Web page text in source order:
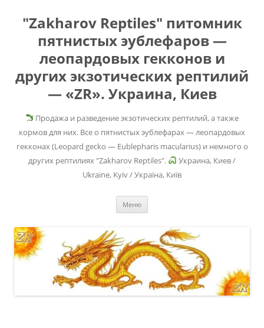
"Zakharov Reptiles" питомник
пятнистых эублефаров —
леопардовых гекконов и
других экзотических рептилий
— «ZR». Украина, Киев
Продажа и разведение экзотических рептилий, а также
кормов для них. Все о пятнистых эублефарах — леопардовых
гекконах (Leopard gecko — Eublepharis macularius) и немного о
других рептилиях "Zakharov Reptiles".
Украина, Киев /
Ukraine, Kyiv / Україна, Київ
Меню